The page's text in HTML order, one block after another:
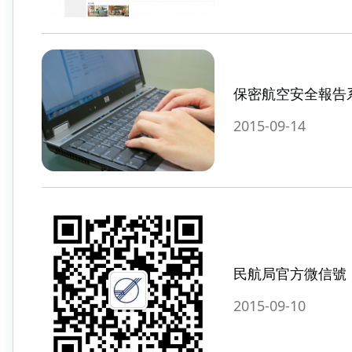
保密航空安全報告
2015-09-14
民航局官方微信號
2015-09-10